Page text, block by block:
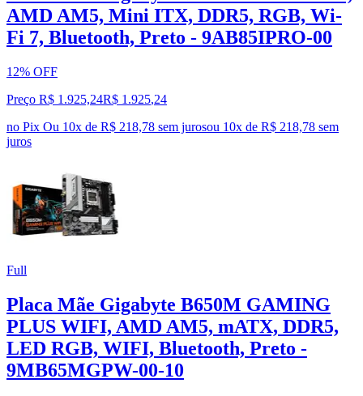
AMD AM5, Mini ITX, DDR5, RGB, Wi-
Fi 7, Bluetooth, Preto - 9AB85IPRO-00
12% OFF
Preço R$ 1.925,24R$ 1.925,24
no Pix Ou 10x de R$ 218,78 sem jurosou 10x de R$ 218,78 sem
juros
Full
Placa Mãe Gigabyte B650M GAMING
PLUS WIFI, AMD AM5, mATX, DDR5,
LED RGB, WIFI, Bluetooth, Preto -
9MB65MGPW-00-10